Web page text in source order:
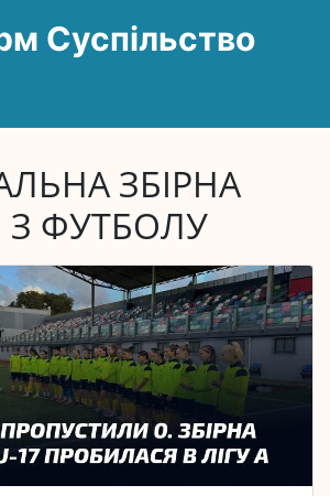
Суспільство
ЗБІРНА
З ФУТБОЛУ